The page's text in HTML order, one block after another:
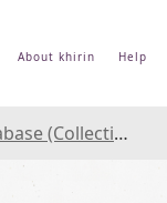
About khirin Help
Museum of Japanese History)